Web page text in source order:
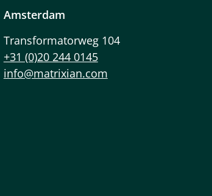
Amsterdam
Transformatorweg 104
+31 (0)20 244 0145
info@matrixian.com